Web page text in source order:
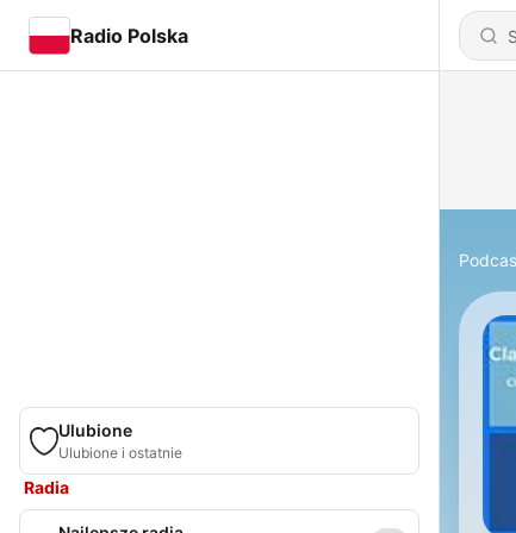
Radio Polska
Ulubione
Ulubione i ostatnie
Radia